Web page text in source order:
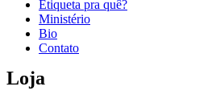
Etiqueta pra quê?
Ministério
Bio
Contato
Loja